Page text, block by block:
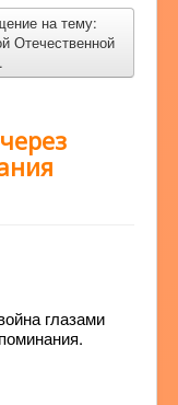
на тему:
Отечественной
глазами